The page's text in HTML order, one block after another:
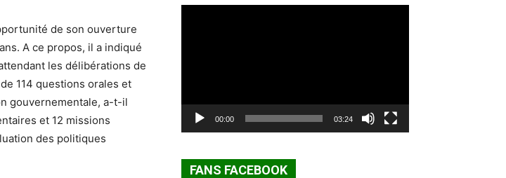
de son ouverture
A ce propos, il a indiqué
les délibérations de
114 questions orales et
gouvernementale, a-t-il
et 12 missions
des politiques
00:00 03:24
FANS FACEBOOK